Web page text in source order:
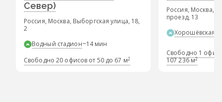
Север)
Россия, Москва, Выборгская улица, 18,
2
Водный стадион~14 мин
Свободно 20 офисов от 50 до 67 м2
Россия, Москва,
проезд, 13
Хорошёвская
Свободно 1
107 236 м2